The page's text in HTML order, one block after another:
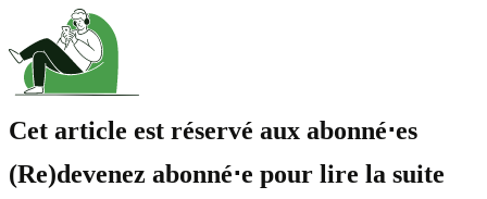
Cet article est réservé aux abonné⋅es
(Re)devenez abonné⋅e pour lire la suite